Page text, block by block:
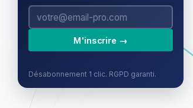
M'inscrire →
Désabonnement 1 clic. RGPD garanti.